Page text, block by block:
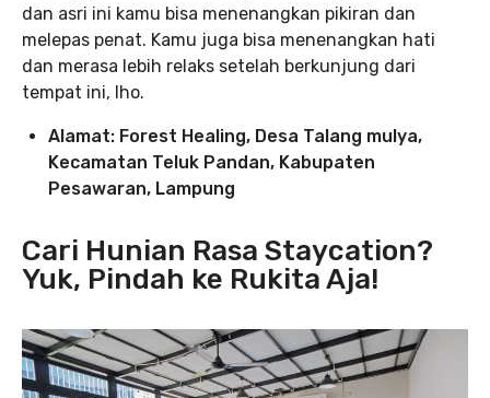
dan asri ini kamu bisa menenangkan pikiran dan
melepas penat. Kamu juga bisa menenangkan hati
dan merasa lebih relaks setelah berkunjung dari
tempat ini, lho.
Alamat: Forest Healing, Desa Talang mulya,
Kecamatan Teluk Pandan, Kabupaten
Pesawaran, Lampung
Cari Hunian Rasa Staycation?
Yuk, Pindah ke Rukita Aja!